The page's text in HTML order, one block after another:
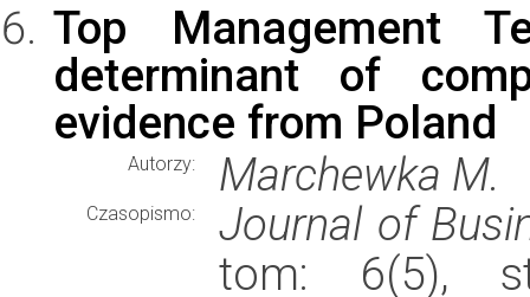
Top Management
determinant of
evidence from Poland
Autorzy: Marchewka M.
Czasopismo:
Journal of
tom: 6(5),